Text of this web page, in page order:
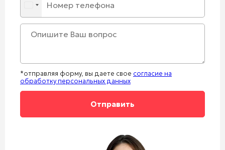
*отправляя форму, вы даете свое согласие на
обработку персональных данных